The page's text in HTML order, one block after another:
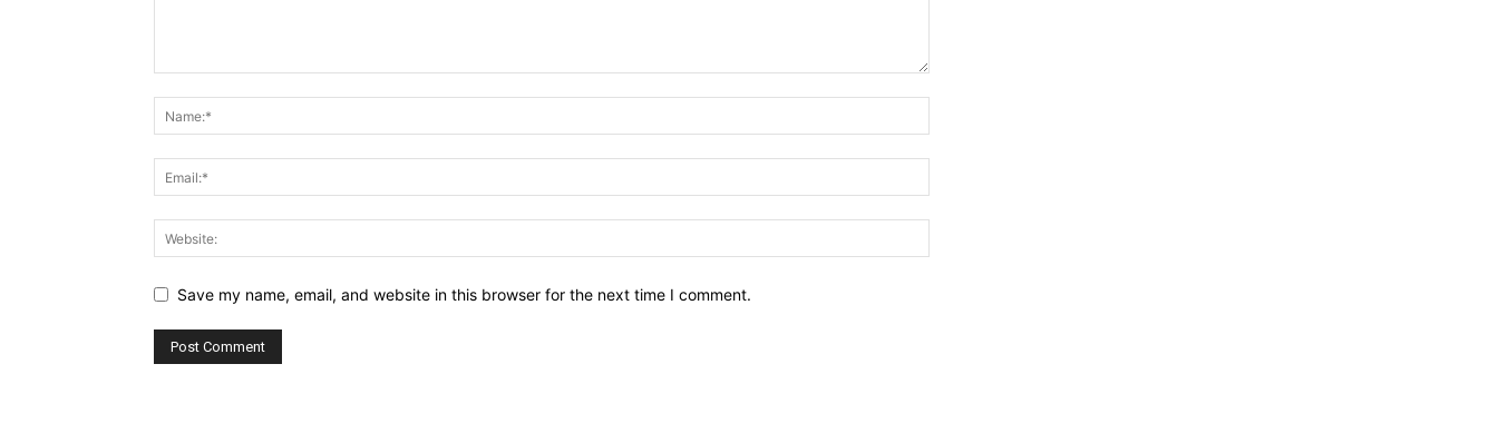
Save my name, email, and website in this browser for the next time I comment.